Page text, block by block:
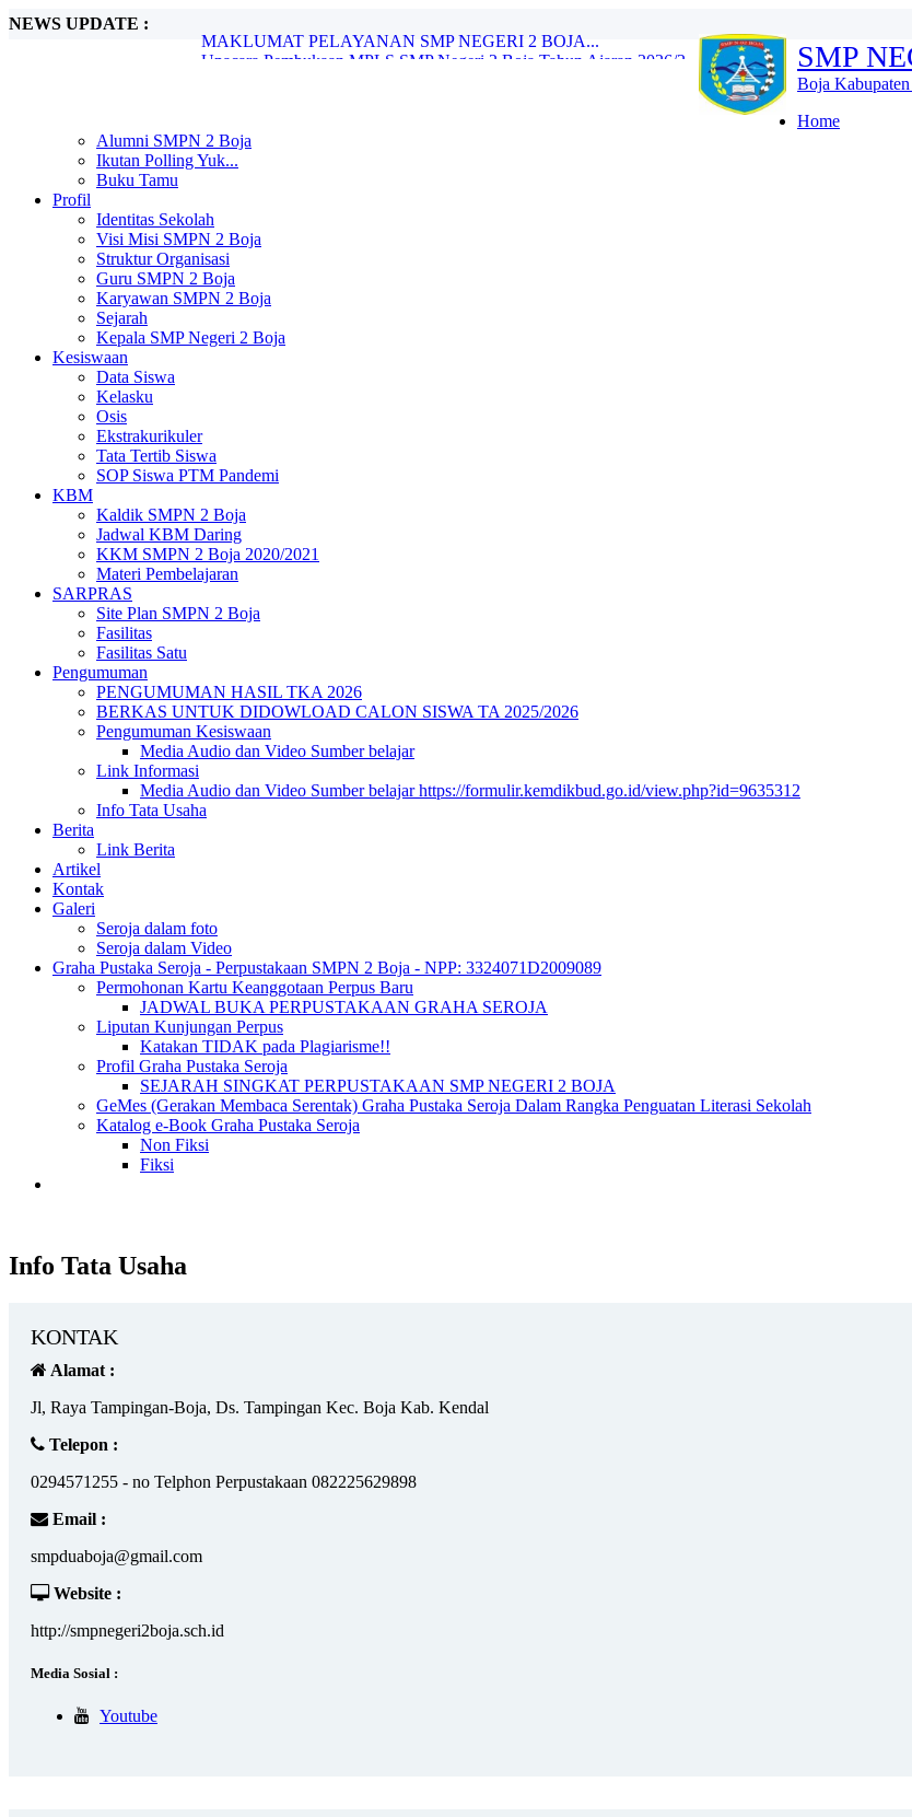
NEWS UPDATE :
Upacara Pembukaan MPLS SMP Negeri 2 Boja Tahun Ajaran 2026/2...
SMP Negeri 2 Boja Umumkan Kelulusan Siswa Kelas IX Tahun Aja...
SMP Negeri 2 Boja Resmi Umumkan Hasil Tes Kompetensi Akademi...
UNIT PELAYANAN SMP NEGERI 2 BOJA...
MAKLUMAT PELAYANAN SMP NEGERI 2 BOJA...
SMP
Boja
Home
Alumni SMPN 2 Boja
Ikutan Polling Yuk...
Buku Tamu
Profil
Identitas Sekolah
Visi Misi SMPN 2 Boja
Struktur Organisasi
Guru SMPN 2 Boja
Karyawan SMPN 2 Boja
Sejarah
Kepala SMP Negeri 2 Boja
Kesiswaan
Data Siswa
Kelasku
Osis
Ekstrakurikuler
Tata Tertib Siswa
SOP Siswa PTM Pandemi
KBM
Kaldik SMPN 2 Boja
Jadwal KBM Daring
KKM SMPN 2 Boja 2020/2021
Materi Pembelajaran
SARPRAS
Site Plan SMPN 2 Boja
Fasilitas
Fasilitas Satu
Pengumuman
PENGUMUMAN HASIL TKA 2026
BERKAS UNTUK DIDOWLOAD CALON SISWA TA 2025/2026
Pengumuman Kesiswaan
Media Audio dan Video Sumber belajar
Link Informasi
Media Audio dan Video Sumber belajar https://formulir.kemdikbud.go.id/view.php?id=9635312
Info Tata Usaha
Berita
Link Berita
Artikel
Kontak
Galeri
Seroja dalam foto
Seroja dalam Video
Graha Pustaka Seroja - Perpustakaan SMPN 2 Boja - NPP: 3324071D2009089
Permohonan Kartu Keanggotaan Perpus Baru
JADWAL BUKA PERPUSTAKAAN GRAHA SEROJA
Liputan Kunjungan Perpus
Katakan TIDAK pada Plagiarisme!!
Profil Graha Pustaka Seroja
SEJARAH SINGKAT PERPUSTAKAAN SMP NEGERI 2 BOJA
GeMes (Gerakan Membaca Serentak) Graha Pustaka Seroja Dalam Rangka Penguatan Literasi Sekolah
Katalog e-Book Graha Pustaka Seroja
Non Fiksi
Fiksi
Info Tata Usaha
KONTAK
Alamat :
Jl, Raya Tampingan-Boja, Ds. Tampingan Kec. Boja Kab. Kendal
Telepon :
0294571255 - no Telphon Perpustakaan 082225629898
Email :
smpduaboja@gmail.com
Website :
http://smpnegeri2boja.sch.id
Media Sosial :
Youtube